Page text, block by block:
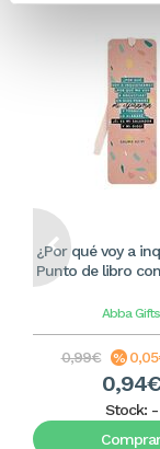
¿Por qué voy a
Punto de libro
Abba Gifts
0,99€
0,94€
Stock: -
Comprar